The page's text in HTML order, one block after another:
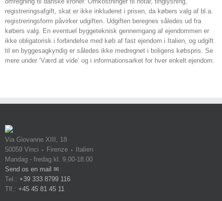
registreringsafgift, skat er ikke inkluderet i prisen, da købers valg af bl.a.
registreringsform påvirker udgiften. Udgiften beregnes således ud fra
købers valg. En eventuel byggeteknisk gennemgang af ejendommen er
ikke obligatorisk i forbindelse med køb af fast ejendom i Italien, og udgift
til en byggesagkyndig er således ikke medregnet i boligens købspris. Se
mere under ‘Værd at vide’ og i informationsarket for hver enkelt ejendom.
Via Giovanne XIII, 18
50059 Vinci ⬩ Firenze ⬩ Italien
Mandag - fredag kl. 9.00-18.00
Send os en mail ✉
Tel.: +39 333 8799 116
Tlf.: +45 45 81 45 11